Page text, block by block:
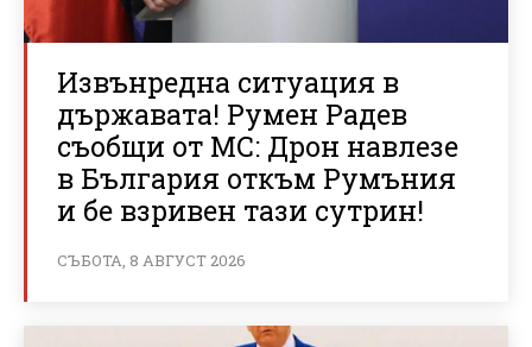
Извънредна ситуация в
държавата! Румен Радев
съобщи от МС: Дрон навлезе
в България откъм Румъния
и бе взривен тази сутрин!
СЪБОТА, 8 АВГУСТ 2026